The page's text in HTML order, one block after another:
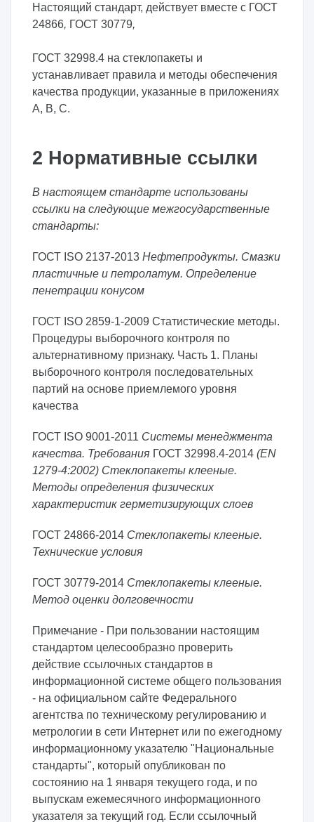
Настоящий стандарт, действует вместе с ГОСТ
24866, ГОСТ 30779,
ГОСТ 32998.4 на стеклопакеты и
устанавливает правила и методы обеспечения
качества продукции, указанные в приложениях
А, В, С.
2 Нормативные ссылки
В настоящем стандарте использованы
ссылки на следующие межгосударственные
стандарты:
ГОСТ ISO 2137-2013 Нефтепродукты. Смазки
пластичные и петролатум. Определение
пенетрации конусом
ГОСТ ISO 2859-1-2009 Статистические методы.
Процедуры выборочного контроля по
альтернативному признаку. Часть 1. Планы
выборочного контроля последовательных
партий на основе приемлемого уровня
качества
ГОСТ ISO 9001-2011 Системы менеджмента
качества. Требования ГОСТ 32998.4-2014 (EN
1279-4:2002) Стеклопакеты клееные.
Методы определения физических
характеристик герметизирующих слоев
ГОСТ 24866-2014 Стеклопакеты клееные.
Технические условия
ГОСТ 30779-2014 Стеклопакеты клееные.
Метод оценки долговечности
Примечание - При пользовании настоящим
стандартом целесообразно проверить
действие ссылочных стандартов в
информационной системе общего пользования
- на официальном сайте Федерального
агентства по техническому регулированию и
метрологии в сети Интернет или по ежегодному
информационному указателю "Национальные
стандарты", который опубликован по
состоянию на 1 января текущего года, и по
выпускам ежемесячного информационного
указателя за текущий год. Если ссылочный